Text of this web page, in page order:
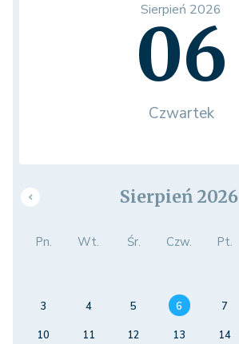
Sierpień 2026
06
Czwartek
Sierpień 2026
Pn. Wt. Śr. Czw. Pt.
3
4 5 6 7
10
11 12 13 14